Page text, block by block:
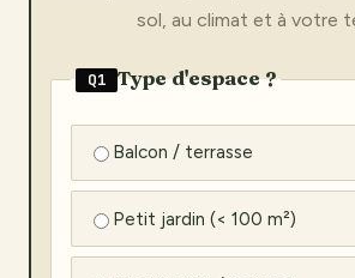
sol, au climat et à votre
Q1 Type d'espace ?
Balcon / terrasse
Petit jardin (< 100 m²)